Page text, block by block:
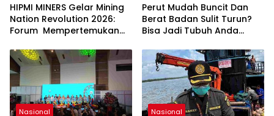
HIPMI MINERS Gelar Mining
Nation Revolution 2026:
Forum Mempertemukan
Investor, Akademisi, dan
Pengusaha dalam
Mendukung Percepatan
Hilirisasi Nasional.
Perut Mudah Buncit Dan
Berat Badan Sulit Turun?
Bisa Jadi Tubuh Anda
Nasional Nasional